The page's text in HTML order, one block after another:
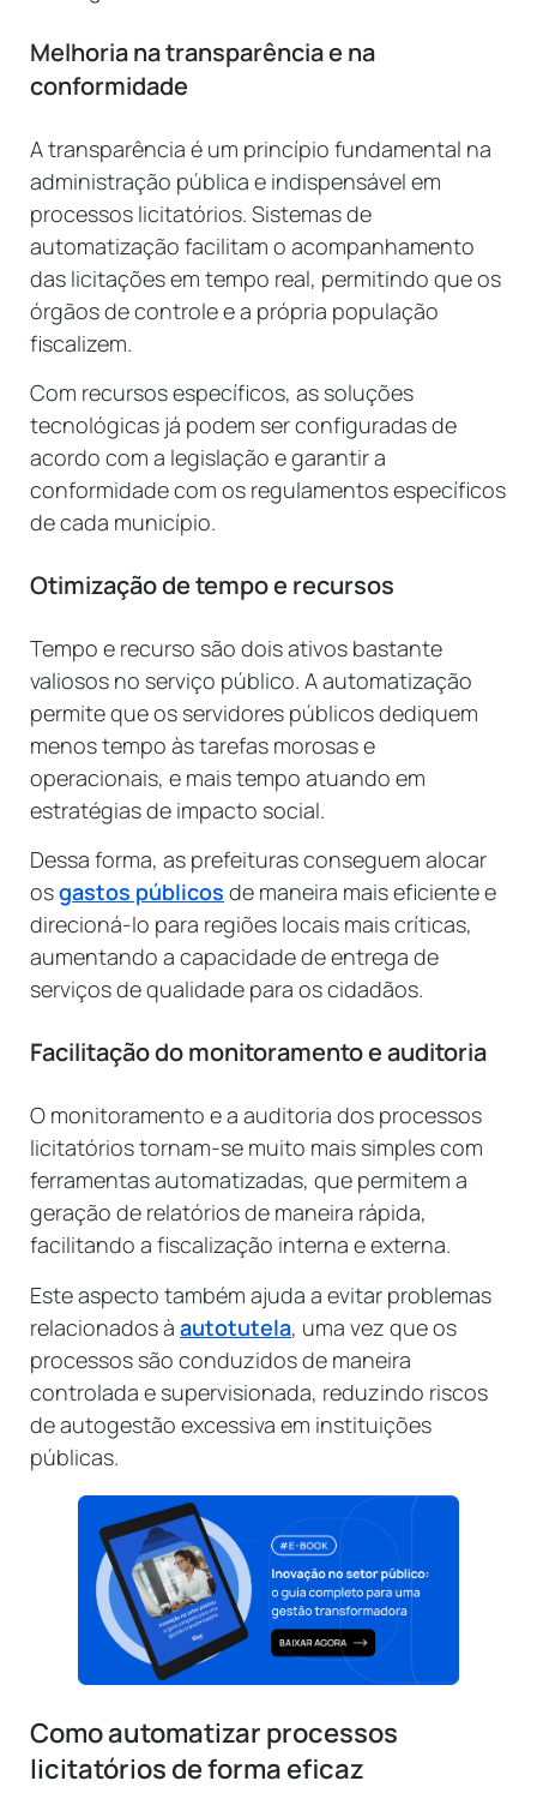
Melhoria na transparência e na
conformidade
A transparência é um princípio fundamental na
administração pública e indispensável em
processos licitatórios. Sistemas de
automatização facilitam o acompanhamento
das licitações em tempo real, permitindo que os
órgãos de controle e a própria população
fiscalizem.
Com recursos específicos, as soluções
tecnológicas já podem ser configuradas de
acordo com a legislação e garantir a
conformidade com os regulamentos específicos
de cada município.
Otimização de tempo e recursos
Tempo e recurso são dois ativos bastante
valiosos no serviço público. A automatização
permite que os servidores públicos dediquem
menos tempo às tarefas morosas e
operacionais, e mais tempo atuando em
estratégias de impacto social.
Dessa forma, as prefeituras conseguem alocar
osgastos públicos de maneira mais eficiente e
direcioná-lo para regiões locais mais críticas,
aumentando a capacidade de entrega de
serviços de qualidade para os cidadãos.
Facilitação do monitoramento e auditoria
O monitoramento e a auditoria dos processos
licitatórios tornam-se muito mais simples com
ferramentas automatizadas, que permitem a
geração de relatórios de maneira rápida,
facilitando a fiscalização interna e externa.
Este aspecto também ajuda a evitar problemas
relacionados à autotutela, uma vez que os
processos são conduzidos de maneira
controlada e supervisionada, reduzindo riscos
de autogestão excessiva em instituições
públicas.
Como automatizar processos
licitatórios de forma eficaz